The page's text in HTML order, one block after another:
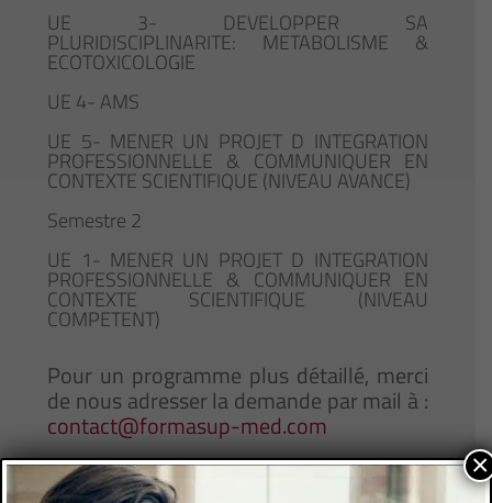
UE 3- DEVELOPPER SA
PLURIDISCIPLINARITE: METABOLISME &
ECOTOXICOLOGIE
UE 4- AMS
UE 5- MENER UN PROJET D INTEGRATION
PROFESSIONNELLE & COMMUNIQUER EN
CONTEXTE SCIENTIFIQUE (NIVEAU AVANCE)
Semestre 2
UE 1- MENER UN PROJET D INTEGRATION
PROFESSIONNELLE & COMMUNIQUER EN
CONTEXTE SCIENTIFIQUE (NIVEAU
COMPETENT)
Pour un programme plus détaillé, merci
de nous adresser la demande par mail à :
contact@formasup-med.com
×